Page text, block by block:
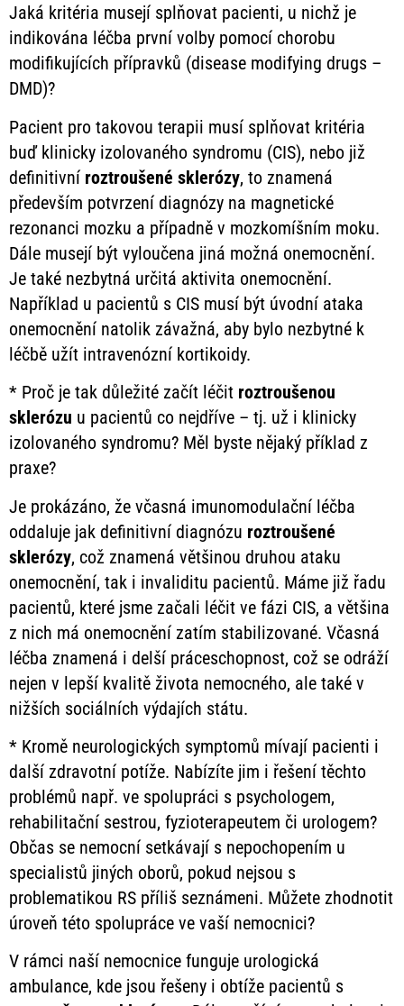
Jaká kritéria musejí splňovat pacienti, u nichž je
indikována léčba první volby pomocí chorobu
modifikujících přípravků (disease modifying drugs –
DMD)?
Pacient pro takovou terapii musí splňovat kritéria
buď klinicky izolovaného syndromu (CIS), nebo již
definitivní roztroušené sklerózy, to znamená
především potvrzení diagnózy na magnetické
rezonanci mozku a případně v mozkomíšním moku.
Dále musejí být vyloučena jiná možná onemocnění.
Je také nezbytná určitá aktivita onemocnění.
Například u pacientů s CIS musí být úvodní ataka
onemocnění natolik závažná, aby bylo nezbytné k
léčbě užít intravenózní kortikoidy.
* Proč je tak důležité začít léčit roztroušenou
sklerózu u pacientů co nejdříve – tj. už i klinicky
izolovaného syndromu? Měl byste nějaký příklad z
praxe?
Je prokázáno, že včasná imunomodulační léčba
oddaluje jak definitivní diagnózu roztroušené
sklerózy, což znamená většinou druhou ataku
onemocnění, tak i invaliditu pacientů. Máme již řadu
pacientů, které jsme začali léčit ve fázi CIS, a většina
z nich má onemocnění zatím stabilizované. Včasná
léčba znamená i delší práceschopnost, což se odráží
nejen v lepší kvalitě života nemocného, ale také v
nižších sociálních výdajích státu.
* Kromě neurologických symptomů mívají pacienti i
další zdravotní potíže. Nabízíte jim i řešení těchto
problémů např. ve spolupráci s psychologem,
rehabilitační sestrou, fyzioterapeutem či urologem?
Občas se nemocní setkávají s nepochopením u
specialistů jiných oborů, pokud nejsou s
problematikou RS příliš seznámeni. Můžete zhodnotit
úroveň této spolupráce ve vaší nemocnici?
V rámci naší nemocnice funguje urologická
ambulance, kde jsou řešeny i obtíže pacientů s